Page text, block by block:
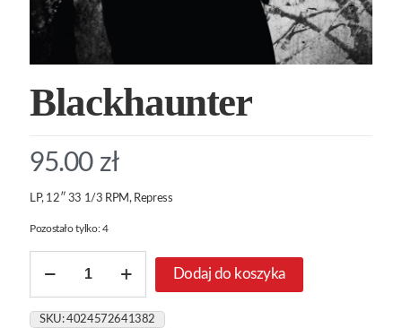
Blackhaunter
95.00 zł
LP, 12″ 33 1/3 RPM, Repress
Pozostało tylko: 4
Blackhaunter
Dodaj do koszyka
SKU:4024572641382